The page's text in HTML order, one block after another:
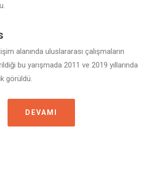
alanında uluslararası çalışmaların
bu yarışmada 2011 ve 2019 yıllarında
görüldü.
DEVAMI